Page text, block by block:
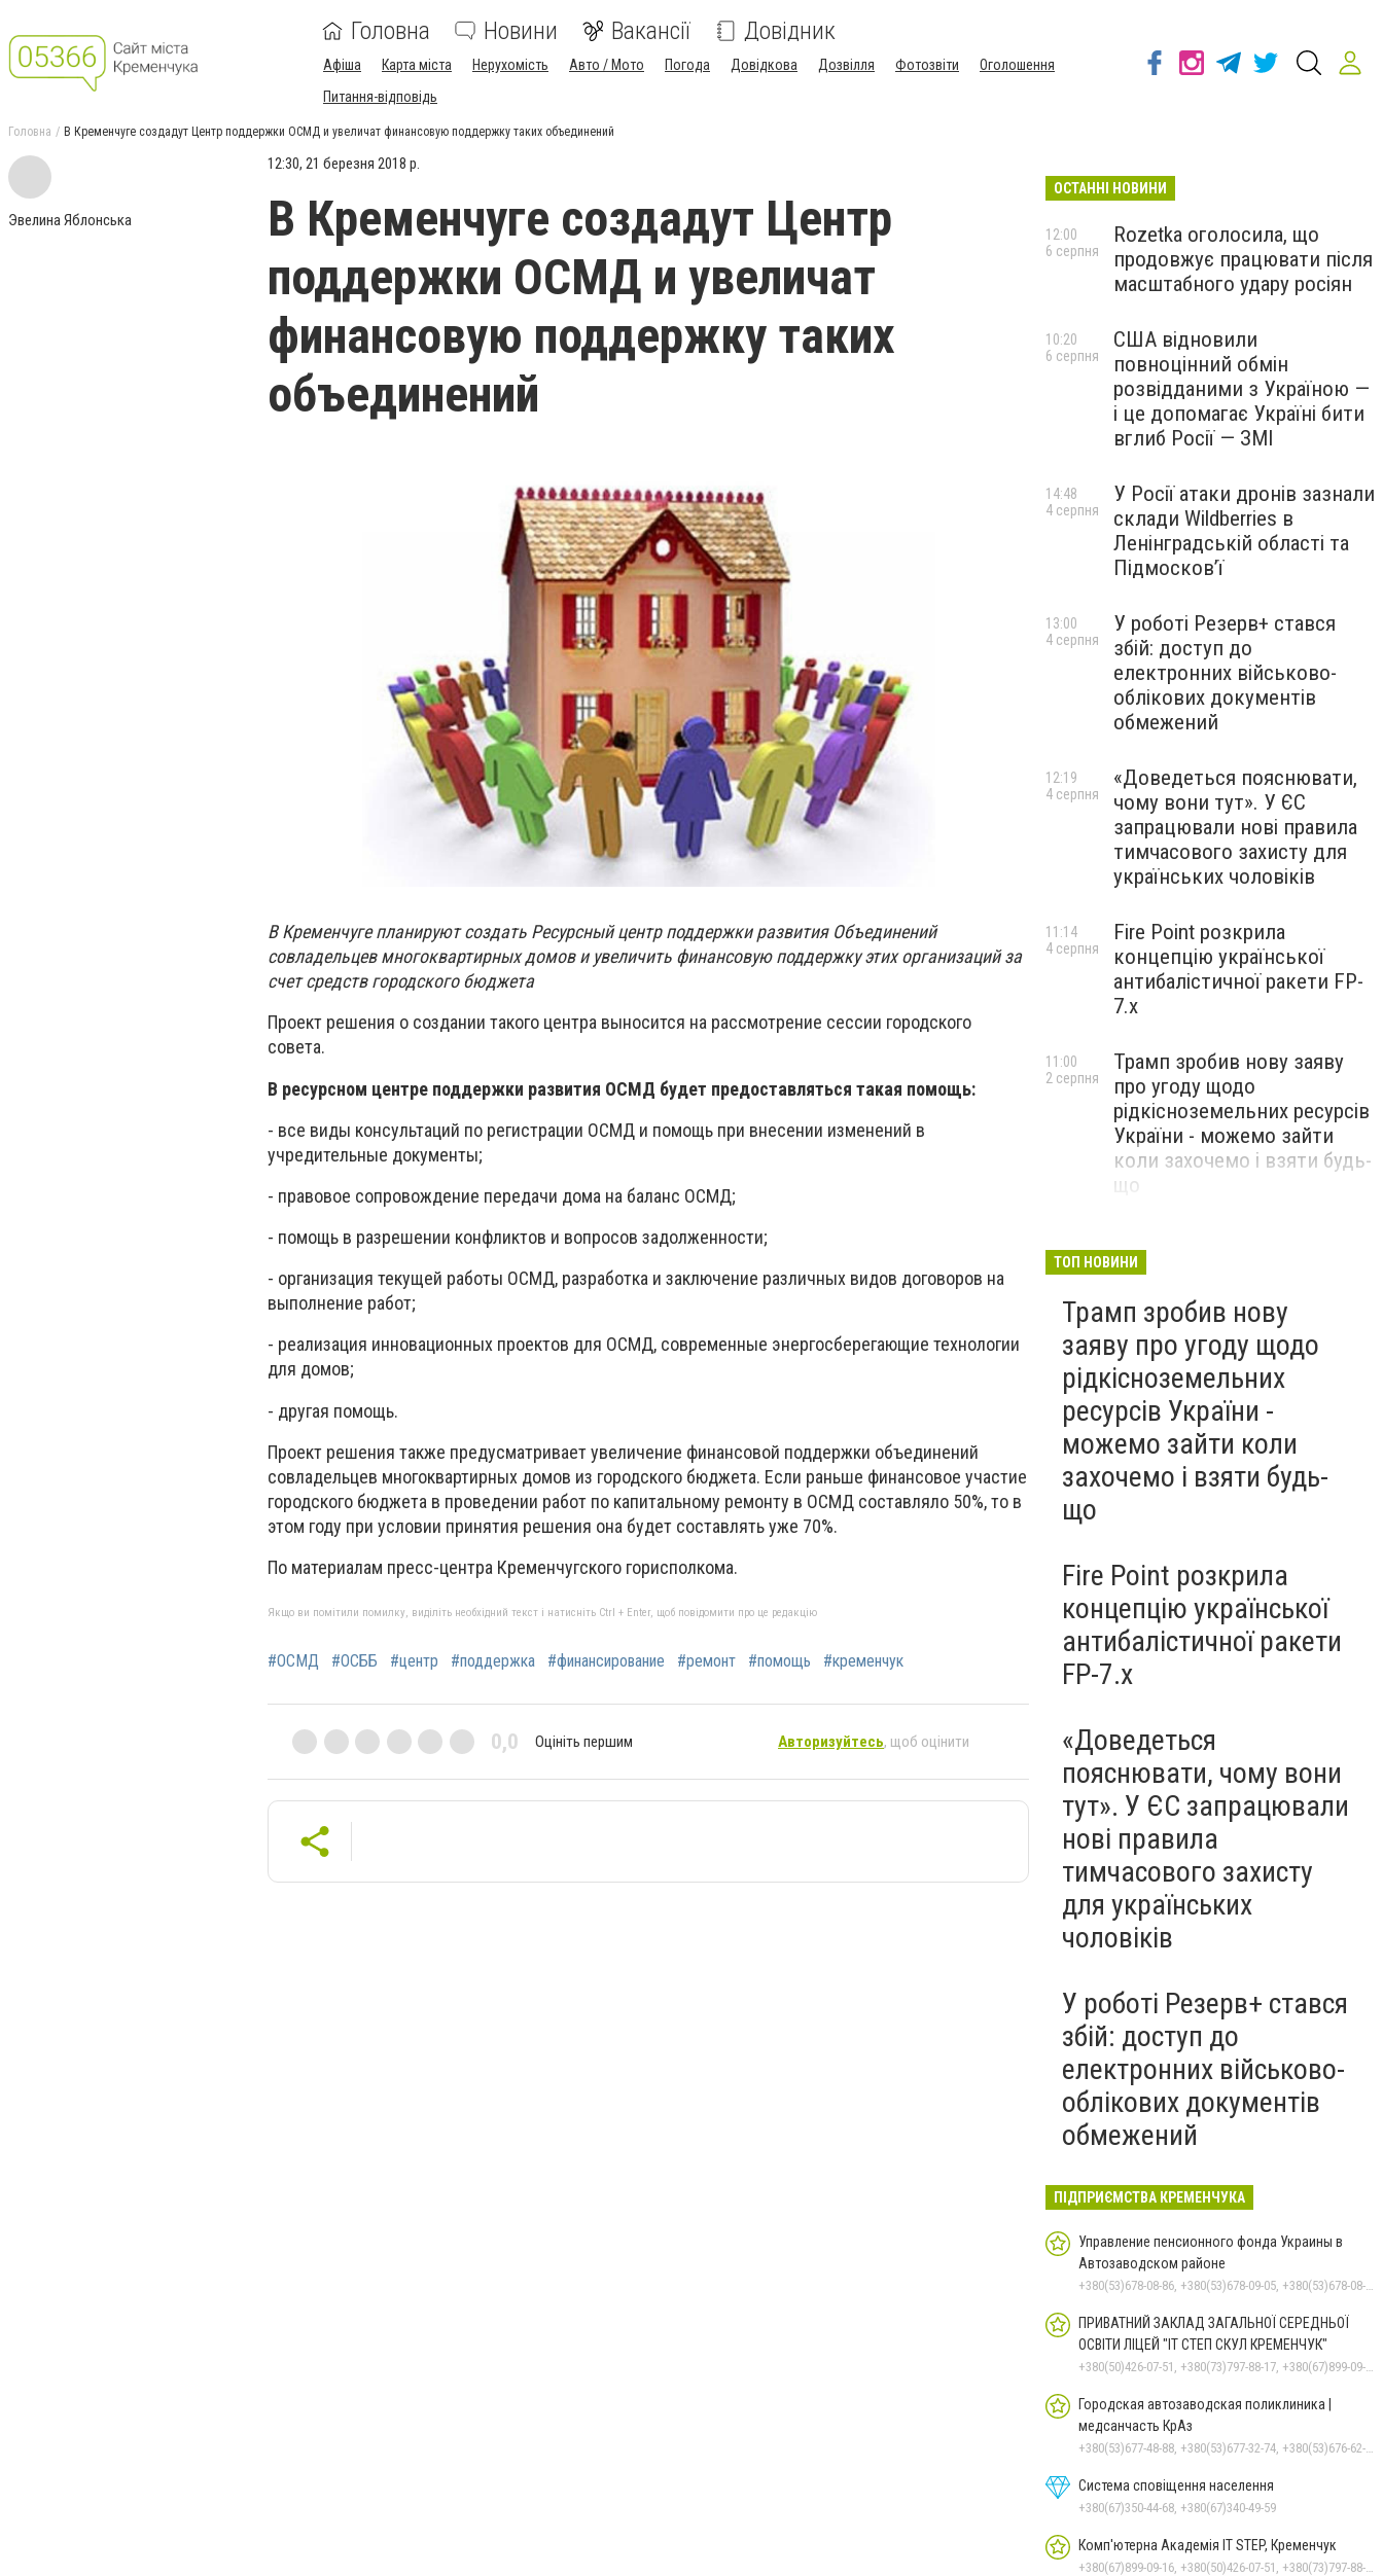
Головна Новини Вакансії Довідник
Афіша Карта міста Нерухомість Авто / Мото Погода Довідкова Дозвілля Фотозвіти
Оголошення
Питання-відповідь
Головна В Кременчуге создадут Центр поддержки ОСМД и увеличат финансовую поддержку таких объединений
Эвелина Яблонська
12:30, 21 березня 2018 р.
В Кременчуге создадут Центр
поддержки ОСМД и увеличат
финансовую поддержку таких
объединений
В Кременчуге планируют создать Ресурсный центр поддержки развития Объединений
совладельцев многоквартирных домов и увеличить финансовую поддержку этих организаций за
счет средств городского бюджета
Проект решения о создании такого центра выносится на рассмотрение сессии городского
совета.
В ресурсном центре поддержки развития ОСМД будет предоставляться такая помощь:
- все виды консультаций по регистрации ОСМД и помощь при внесении изменений в
учредительные документы;
- правовое сопровождение передачи дома на баланс ОСМД;
- помощь в разрешении конфликтов и вопросов задолженности;
- организация текущей работы ОСМД, разработка и заключение различных видов договоров на
выполнение работ;
- реализация инновационных проектов для ОСМД, современные энергосберегающие технологии
для домов;
- другая помощь.
Проект решения также предусматривает увеличение финансовой поддержки объединений
совладельцев многоквартирных домов из городского бюджета. Если раньше финансовое участие
городского бюджета в проведении работ по капитальному ремонту в ОСМД составляло 50%, то в
этом году при условии принятия решения она будет составлять уже 70%.
По материалам пресс-центра Кременчугского горисполкома.
Якщо ви помітили помилку, виділіть необхідний текст і натисніть Ctrl + Enter, щоб повідомити про це редакцію
#ОСМД #ОСББ #центр #поддержка #финансирование #ремонт #помощь #кременчук
0,0 Оцініть першим Авторизуйтесь, щоб оцінити
ОСТАННІ НОВИНИ
Rozetka оголосила, що
продовжує працювати після
масштабного удару росіян
12:00
6 серпня
США відновили
повноцінний обмін
розвідданими з Україною —
і це допомагає Україні бити
вглиб Росії — ЗМІ
10:20
6 серпня
У Росії атаки дронів зазнали
склади Wildberries в
Ленінградській області та
Підмосков’ї
14:48
4 серпня
У роботі Резерв+ стався
збій: доступ до
електронних військово-
облікових документів
обмежений
13:00
4 серпня
«Доведеться пояснювати,
чому вони тут». У ЄС
запрацювали нові правила
тимчасового захисту для
українських чоловіків
12:19
4 серпня
Fire Point розкрила
концепцію української
антибалістичної ракети FP-
7.x
11:14
4 серпня
Трамп зробив нову заяву
про угоду щодо
рідкісноземельних ресурсів
України - можемо зайти
коли захочемо і взяти будь-
що
11:00
2 серпня
призов”: ДБР проводить
ТЦК по всій Україні
31 липня
ТОП НОВИНИ
Трамп зробив нову
заяву про угоду щодо
рідкісноземельних
ресурсів України -
можемо зайти коли
захочемо і взяти будь-
що
Fire Point розкрила
концепцію української
антибалістичної ракети
FP-7.x
«Доведеться
пояснювати, чому вони
тут». У ЄС запрацювали
нові правила
тимчасового захисту
для українських
чоловіків
У роботі Резерв+ стався
збій: доступ до
електронних військово-
облікових документів
обмежений
ПІДПРИЄМСТВА КРЕМЕНЧУКА
Управление пенсионного фонда Украины в
Автозаводском районе
+380(53)678-08-86, +380(53)678-09-05, +380(53)678-08-41, +380(53)678-08-83, +380(53)678-08-74
ПРИВАТНИЙ ЗАКЛАД ЗАГАЛЬНОЇ СЕРЕДНЬОЇ
ОСВІТИ ЛІЦЕЙ "ІТ СТЕП СКУЛ КРЕМЕНЧУК"
+380(50)426-07-51, +380(73)797-88-17, +380(67)899-09-16
Городская автозаводская поликлиника |
медсанчасть КрАз
+380(53)677-48-88, +380(53)677-32-74, +380(53)676-62-99, +380536766187
Система сповіщення населення
+380(67)350-44-68, +380(67)340-49-59
Комп'ютерна Академія IT STEP, Кременчук
+380(67)899-09-16, +380(50)426-07-51, +380(73)797-88-17